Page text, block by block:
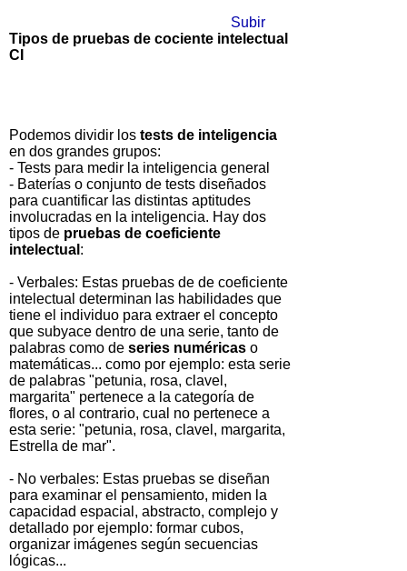
Subir
Tipos de pruebas de cociente intelectual
CI
Podemos dividir los tests de inteligencia
en dos grandes grupos:
- Tests para medir la inteligencia general
- Baterías o conjunto de tests diseñados
para cuantificar las distintas aptitudes
involucradas en la inteligencia. Hay dos
tipos de pruebas de coeficiente
intelectual :
- Verbales: Estas pruebas de de coeficiente
intelectual determinan las habilidades que
tiene el individuo para extraer el concepto
que subyace dentro de una serie, tanto de
palabras como de series numéricas o
matemáticas... como por ejemplo: esta serie
de palabras "petunia, rosa, clavel,
margarita" pertenece a la categoría de
flores, o al contrario, cual no pertenece a
esta serie: "petunia, rosa, clavel, margarita,
Estrella de mar".
- No verbales: Estas pruebas se diseñan
para examinar el pensamiento, miden la
capacidad espacial, abstracto, complejo y
detallado por ejemplo: formar cubos,
organizar imágenes según secuencias
lógicas...